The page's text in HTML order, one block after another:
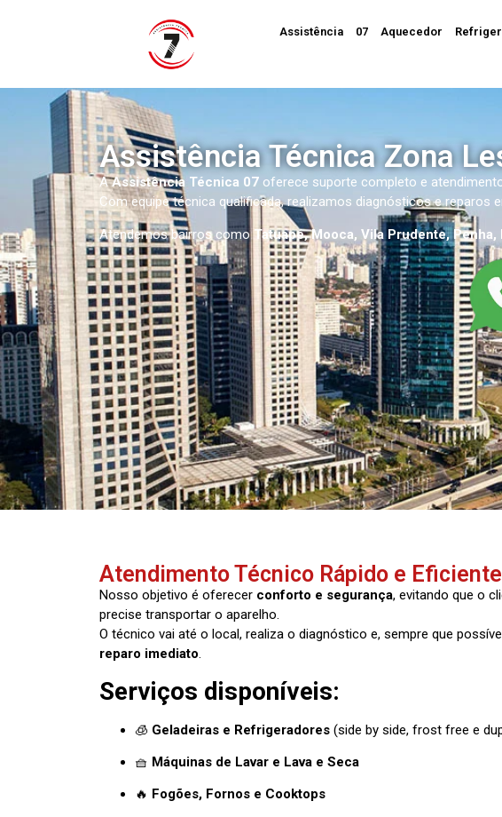
Assistência 07 Aquecedor
Assistência Técnica Zona
AAssistência Técnica 07 oferece suporte completo e
Com equipe técnica qualificada, realizamos diagnósticos e reparos
Atendemos bairros comoTatuapé, Mooca, Vila Prudente,
Atendimento Técnico Rápido e Eficiente
Nosso objetivo é oferecer conforto e segurança, evitando que o
precise transportar o aparelho.
O técnico vai até o local, realiza o diagnóstico e, sempre que
reparo imediato.
Serviços disponíveis:
🧊 Geladeiras e Refrigeradores (side by side, frost free e
🧺 Máquinas de Lavar e Lava e Seca
🔥 Fogões, Fornos e Cooktops